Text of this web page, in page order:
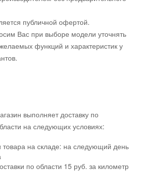
публичной офертой.
Вас при выборе модели уточнять
функций и характеристик у
выполняет доставку по
на следующих условиях:
товара на складе: на следующий день
по области 15 руб. за километр